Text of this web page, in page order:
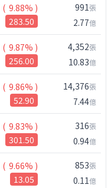
( 9.88% )
283.50
991張
2.77億
( 9.87% )
256.00
4,352張
10.83億
( 9.86% )
52.90
14,376張
7.44億
( 9.83% )
301.50
316張
0.94億
( 9.66% )
13.05
853張
0.11億